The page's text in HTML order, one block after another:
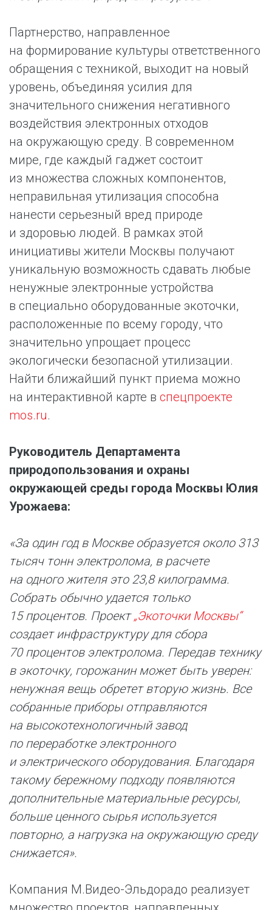
Партнерство, направленное
на формирование культуры ответственного
обращения с техникой, выходит на новый
уровень, объединяя усилия для
значительного снижения негативного
воздействия электронных отходов
на окружающую среду. В современном
мире, где каждый гаджет состоит
из множества сложных компонентов,
неправильная утилизация способна
нанести серьезный вред природе
и здоровью людей. В рамках этой
инициативы жители Москвы получают
уникальную возможность сдавать любые
ненужные электронные устройства
в специально оборудованные экоточки,
расположенные по всему городу, что
значительно упрощает процесс
экологически безопасной утилизации.
Найти ближайший пункт приема можно
на интерактивной карте в спецпроекте
mos.ru.
Руководитель Департамента
природопользования и охраны
окружающей среды города Москвы Юлия
Урожаева:
«За один год в Москве образуется около 313
тысяч тонн электролома, в расчете
на одного жителя это 23,8 килограмма.
Собрать обычно удается только
15 процентов. Проект„Экоточки Москвы“
создает инфраструктуру для сбора
70 процентов электролома. Передав технику
в экоточку, горожанин может быть уверен:
ненужная вещь обретет вторую жизнь. Все
собранные приборы отправляются
на высокотехнологичный завод
по переработке электронного
и электрического оборудования. Благодаря
такому бережному подходу появляются
дополнительные материальные ресурсы,
больше ценного сырья используется
повторно, а нагрузка на окружающую среду
снижается».
Компания М.Видео-Эльдорадо реализует